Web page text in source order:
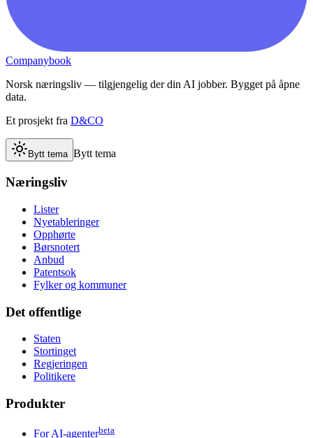
Companybook
Norsk næringsliv — tilgjengelig der din AI jobber. Bygget på åpne
data.
Et prosjekt fra D&CO
Bytt tema Bytt tema
Næringsliv
Lister
Nyetableringer
Opphørte
Børsnotert
Anbud
Patentsok
Fylker og kommuner
Det offentlige
Staten
Stortinget
Regjeringen
Politikere
Produkter
For AI-agenterbeta